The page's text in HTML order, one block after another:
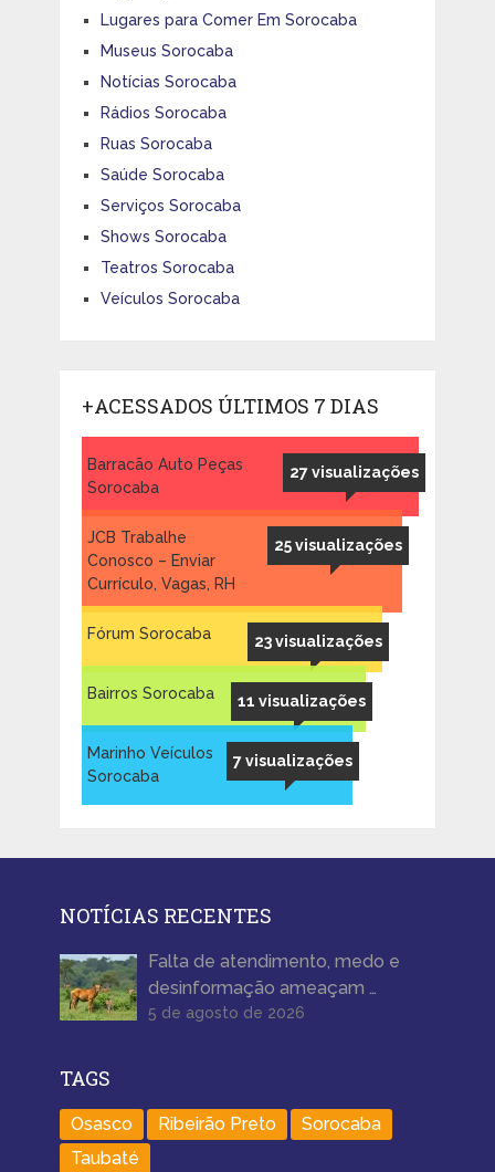
Lugares para Comer Em Sorocaba
Museus Sorocaba
Notícias Sorocaba
Rádios Sorocaba
Ruas Sorocaba
Saúde Sorocaba
Serviços Sorocaba
Shows Sorocaba
Teatros Sorocaba
Veículos Sorocaba
+ACESSADOS ÚLTIMOS 7 DIAS
27 visualizações
Barracão Auto Peças
Sorocaba
25 visualizações
JCB Trabalhe
Conosco – Enviar
Currículo, Vagas, RH
23 visualizações
Fórum Sorocaba
11 visualizações
Bairros Sorocaba
7 visualizações
Marinho Veículos
Sorocaba
NOTÍCIAS RECENTES
Falta de atendimento, medo e
desinformação ameaçam …
5 de agosto de 2026
TAGS
Osasco Ribeirão Preto
Sorocaba
Taubaté